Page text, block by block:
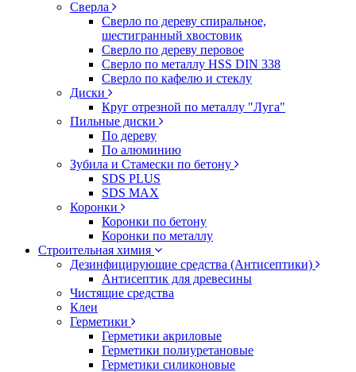
Сверла
Сверло по дереву спиральное,
шестигранный хвостовик
Сверло по дереву перовое
Сверло по металлу HSS DIN 338
Сверло по кафелю и стеклу
Диски
Круг отрезной по металлу "Луга"
Пильные диски
По дереву
По алюминию
Зубила и Стамески по бетону
SDS PLUS
SDS MAX
Коронки
Коронки по бетону
Коронки по металлу
Строительная химия
Дезинфицирующие средства (Антисептики)
Антисептик для древесины
Чистящие средства
Клеи
Герметики
Герметики акриловые
Герметики полиуретановые
Герметики силиконовые